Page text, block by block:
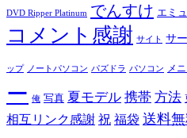
DVD Ripper Platinum でんすけ エミ
コメント感謝 サイト サ
ップ ノートパソコン パズドラ パソコン メ
ー 俺 写真 夏モデル 携帯 方法
相互リンク感謝 祝 福袋 送料